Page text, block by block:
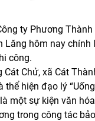
ty Phương
Lăng hôm nay
công.
Cát Chử, xã Cát
thể hiện đạo lý
một sự kiện văn
trong công tác